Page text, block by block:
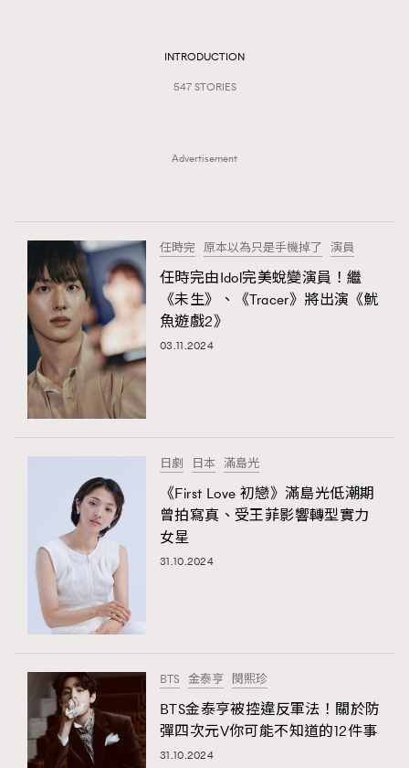
AFrenchMind
DressLikeAParisienne
FigaroBeautyRitual 7
FigaroCeleb 547
FigaroCinéma
FigaroDigitalCover
FigaroGadget
FigaroHealth 647
FigaroHub 128
FigaroIcon
FigaroInsight
FigaroLifestyle 230
FigaroLove 89
FigaroMasterclass 20
FigaroMusic 90
#FigaroExhibition 群星力撐MF X Leung Mo《See
#FigaroExhibition Wyman 揭曉 Figaro Exhibition
第二站！
法國五月French May專訪四位香港文藝代表
INTRODUCTION
547 STORIES
Advertisement
任時完 原本以為只是手機掉了 演員
任時完由Idol完美蛻變演員！繼
《未生》、《Tracer》將出演《魷
魚遊戲2》
03.11.2024
日劇 日本 滿島光
《First Love 初戀》滿島光低潮期
曾拍寫真、受王菲影響轉型實力
女星
31.10.2024
BTS 金泰亨 閔熙珍
BTS金泰亨被控違反軍法！關於防
彈四次元V你可能不知道的12件事
31.10.2024